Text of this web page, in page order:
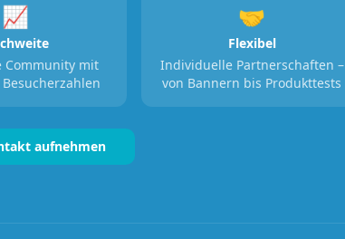
📈
Community mit
🤝
Flexibel
Individuelle Partnerschaften –
von Bannern bis Produkttests
aufnehmen